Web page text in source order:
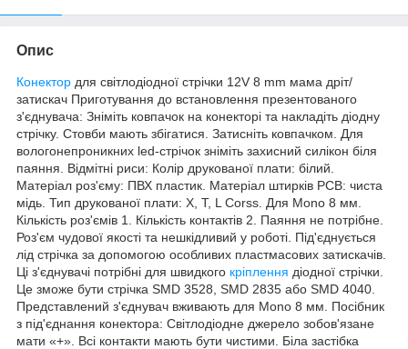
Опис
Конектор для світлодіодної стрічки 12V 8 mm мама дріт/
затискач Приготування до встановлення презентованого
з'єднувача: Зніміть ковпачок на конекторі та накладіть діодну
стрічку. Стовби мають збігатися. Затисніть ковпачком. Для
вологонепроникних led-стрічок зніміть захисний силікон біля
паяння. Відмітні риси: Колір друкованої плати: білий.
Матеріал роз'єму: ПВХ пластик. Матеріал штирків PCB: чиста
мідь. Тип друкованої плати: X, T, L Corss. Для Mono 8 мм.
Кількість роз'ємів 1. Кількість контактів 2. Паяння не потрібне.
Роз'єм чудової якості та нешкідливий у роботі. Під'єднується
лід стрічка за допомогою особливих пластмасових затискачів.
Ці з'єднувачі потрібні для швидкого кріплення діодної стрічки.
Це зможе бути стрічка SMD 3528, SMD 2835 або SMD 4040.
Представлений з'єднувач вживають для Mono 8 мм. Посібник
з під'єднання конектора: Світлодіодне джерело зобов'язане
мати «+». Всі контакти мають бути чистими. Біла застібка